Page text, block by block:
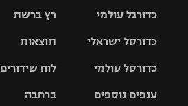
רץ ברשת
תוצאות
לוח שידורים
ברחבה גביע הטוטו
כדורגל עולמי
האלופות
ליגה
כדורסל ישראלי
סל
כדורסל עולמי
ענפים נוספים